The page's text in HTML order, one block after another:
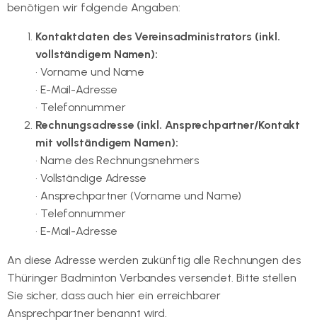
benötigen wir folgende Angaben:
Kontaktdaten des Vereinsadministrators (inkl.
vollständigem Namen):
• Vorname und Name
• E-Mail-Adresse
• Telefonnummer
Rechnungsadresse (inkl. Ansprechpartner/Kontakt
mit vollständigem Namen):
• Name des Rechnungsnehmers
• Vollständige Adresse
• Ansprechpartner (Vorname und Name)
• Telefonnummer
• E-Mail-Adresse
An diese Adresse werden zukünftig alle Rechnungen des
Thüringer Badminton Verbandes versendet. Bitte stellen
Sie sicher, dass auch hier ein erreichbarer
Ansprechpartner benannt wird.